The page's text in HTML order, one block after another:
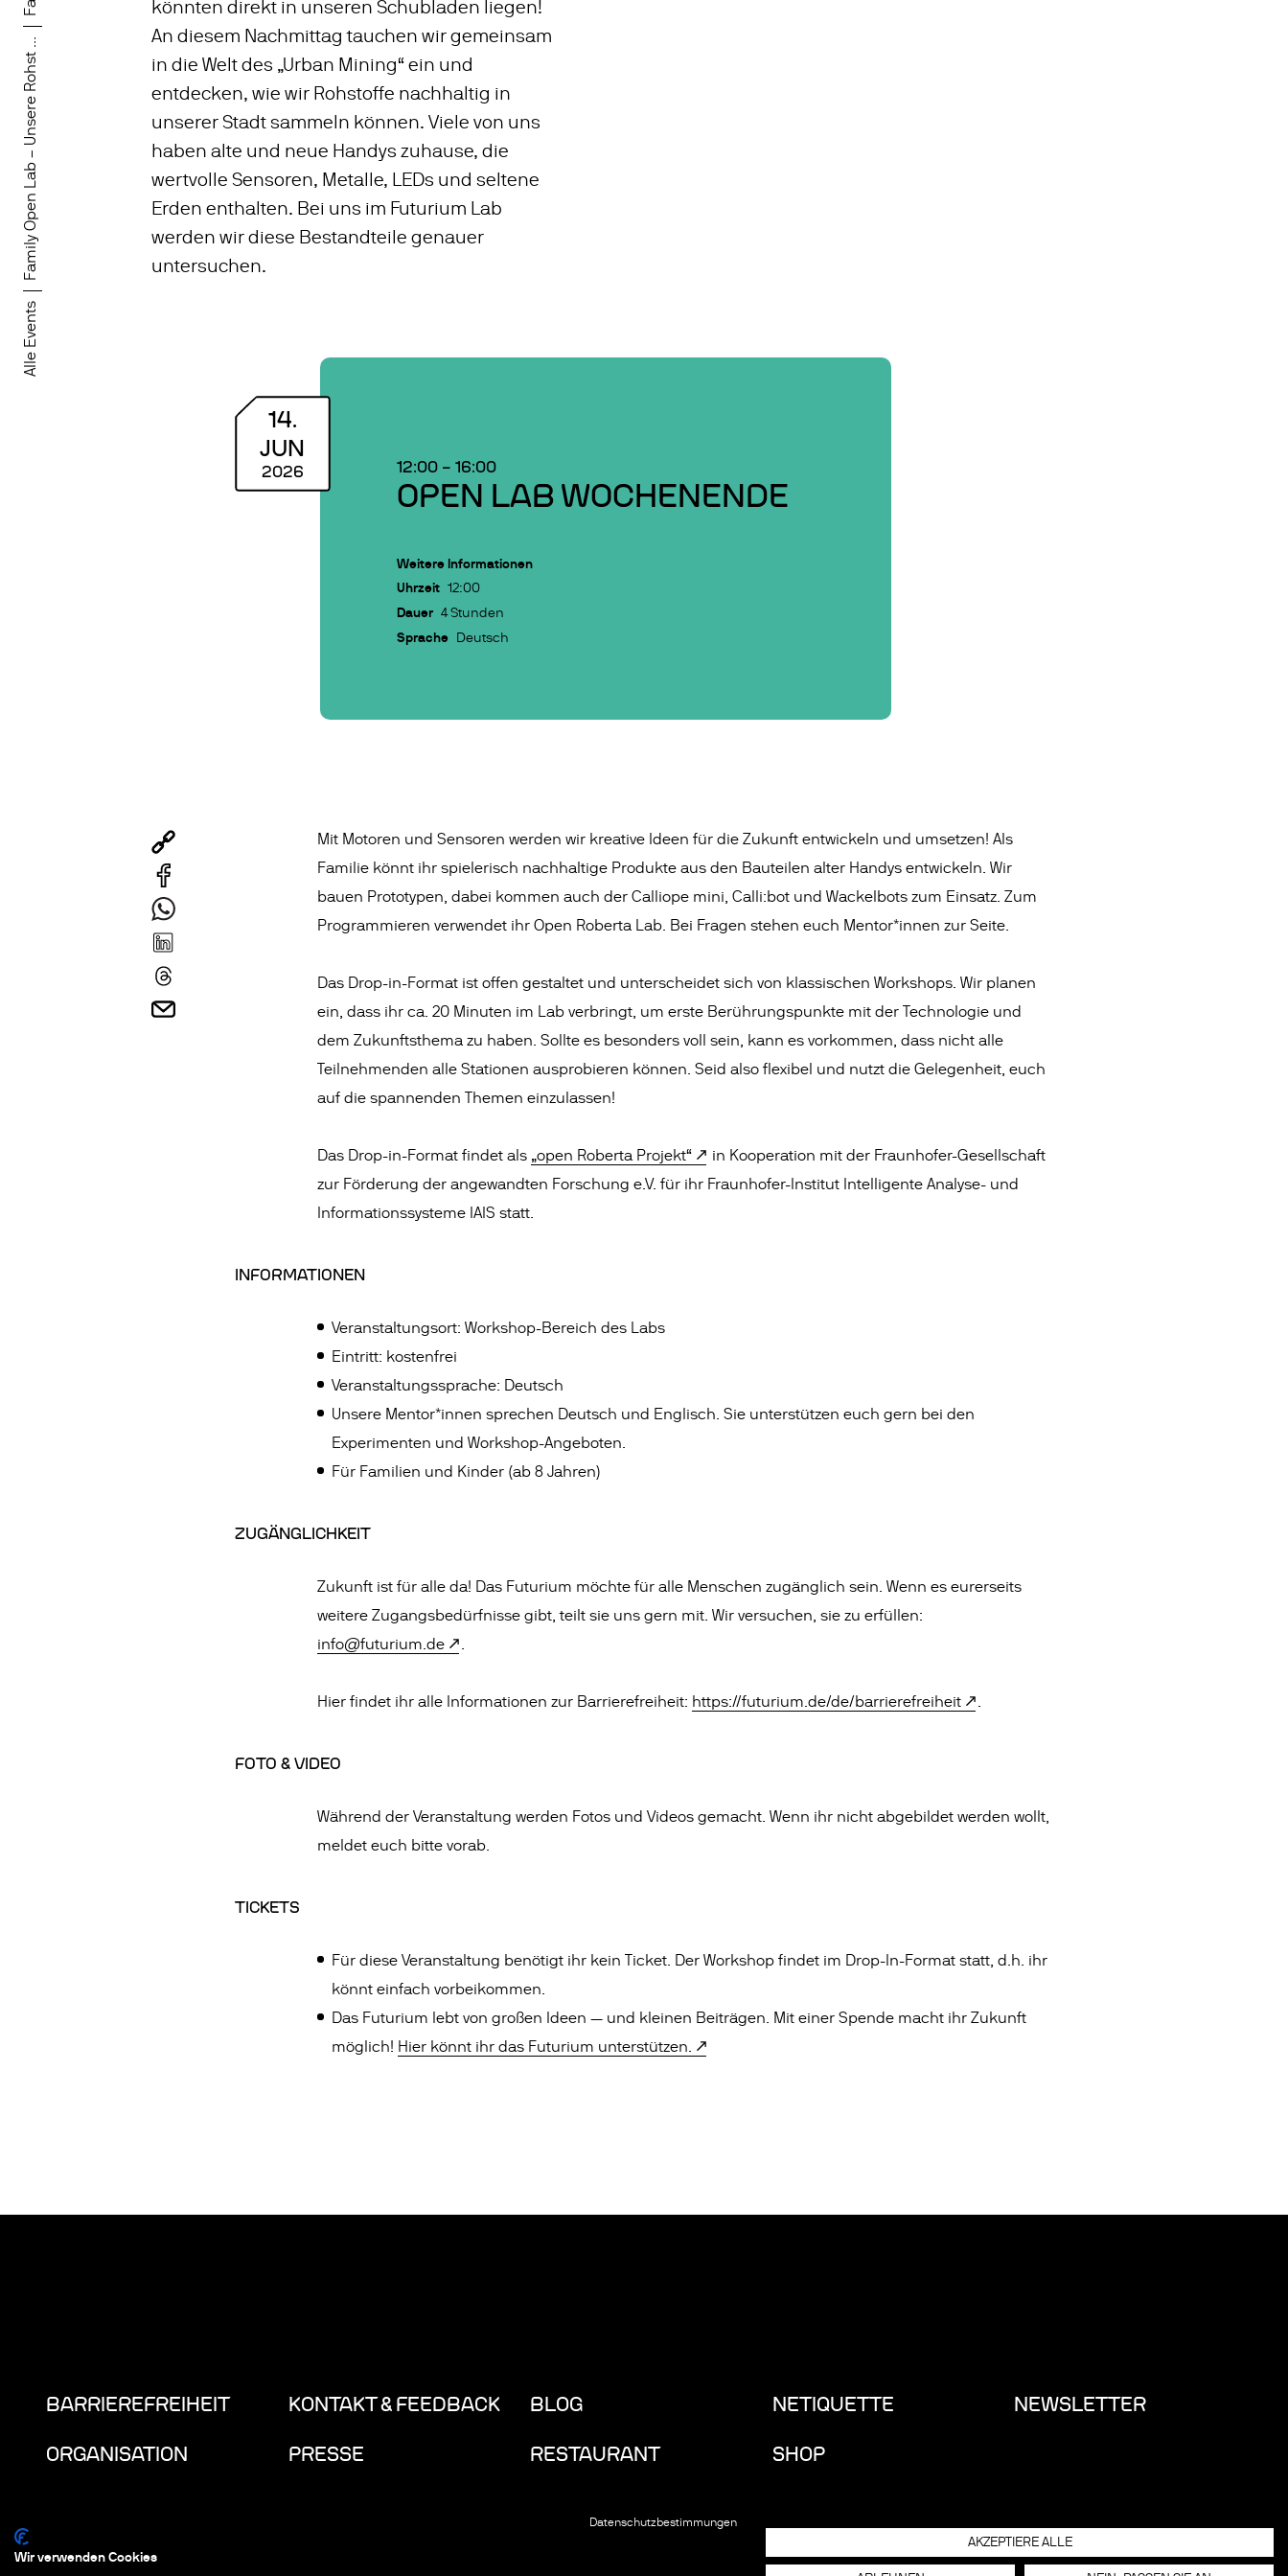
Datenschutzbestimmungen
Wir verwenden Cookies
AKZEPTIERE ALLE
Alle Events
Family Open Lab – Unsere Rohst ...
könnten direkt in unseren Schubladen liegen!
An diesem Nachmittag tauchen wir gemeinsam
in die Welt des „Urban Mining“ ein und
entdecken, wie wir Rohstoffe nachhaltig in
unserer Stadt sammeln können. Viele von uns
haben alte und neue Handys zuhause, die
wertvolle Sensoren, Metalle, LEDs und seltene
Erden enthalten. Bei uns im Futurium Lab
werden wir diese Bestandteile genauer
untersuchen.
14.
JUN
2026 12:00 –16:00
OPEN LAB WOCHENENDE
Weitere Informationen
Uhrzeit 12:00
Dauer 4 Stunden
Sprache Deutsch
Mit Motoren und Sensoren werden wir kreative Ideen für die Zukunft entwickeln und umsetzen! Als
Familie könnt ihr spielerisch nachhaltige Produkte aus den Bauteilen alter Handys entwickeln. Wir
bauen Prototypen, dabei kommen auch der Calliope mini, Calli:bot und Wackelbots zum Einsatz. Zum
Programmieren verwendet ihr Open Roberta Lab. Bei Fragen stehen euch Mentor*innen zur Seite.
Das Drop-in-Format ist offen gestaltet und unterscheidet sich von klassischen Workshops. Wir planen
ein, dass ihr ca. 20 Minuten im Lab verbringt, um erste Berührungspunkte mit der Technologie und
dem Zukunftsthema zu haben. Sollte es besonders voll sein, kann es vorkommen, dass nicht alle
Teilnehmenden alle Stationen ausprobieren können. Seid also flexibel und nutzt die Gelegenheit, euch
auf die spannenden Themen einzulassen!
Das Drop-in-Format findet als „open Roberta Projekt“
in Kooperation mit der Fraunhofer-Gesellschaft
zur Förderung der angewandten Forschung e.V. für ihr Fraunhofer-Institut Intelligente Analyse- und
Informationssysteme IAIS statt.
INFORMATIONEN
Veranstaltungsort: Workshop-Bereich des Labs
Eintritt: kostenfrei
Veranstaltungssprache: Deutsch
Unsere Mentor*innen sprechen Deutsch und Englisch. Sie unterstützen euch gern bei den
Experimenten und Workshop-Angeboten.
Für Familien und Kinder (ab 8 Jahren)
ZUGÄNGLICHKEIT
Zukunft ist für alle da! Das Futurium möchte für alle Menschen zugänglich sein. Wenn es eurerseits
weitere Zugangsbedürfnisse gibt, teilt sie uns gern mit. Wir versuchen, sie zu erfüllen:
info@futurium.de
.
Hier findet ihr alle Informationen zur Barrierefreiheit: https://futurium.de/de/barrierefreiheit .
FOTO & VIDEO
Während der Veranstaltung werden Fotos und Videos gemacht. Wenn ihr nicht abgebildet werden wollt,
meldet euch bitte vorab.
TICKETS
Für diese Veranstaltung benötigt ihr kein Ticket. Der Workshop findet im Drop-In-Format statt, d.h. ihr
könnt einfach vorbeikommen.
Das Futurium lebt von großen Ideen — und kleinen Beiträgen. Mit einer Spende macht ihr Zukunft
möglich! Hier könnt ihr das Futurium unterstützen.
BARRIEREFREIHEIT KONTAKT & FEEDBACK BLOG NETIQUETTE NEWSLETTER
ORGANISATION PRESSE RESTAURANT SHOP